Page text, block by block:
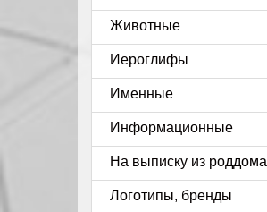
Животные
Иероглифы
Именные
Информационные
На выписку из роддома
Логотипы, бренды